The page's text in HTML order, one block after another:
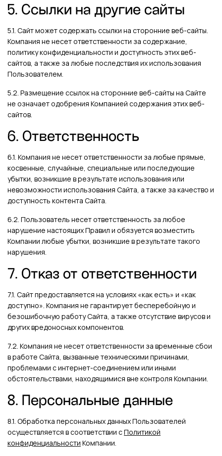
5. Ссылки на другие сайты
5.1. Сайт может содержать ссылки на сторонние веб-сайты.
Компания не несет ответственности за содержание,
политику конфиденциальности и доступность этих веб-
сайтов, а также за любые последствия их использования
Пользователем.
5.2. Размещение ссылок на сторонние веб-сайты на Сайте
не означает одобрения Компанией содержания этих веб-
сайтов.
6. Ответственность
6.1. Компания не несет ответственности за любые прямые,
косвенные, случайные, специальные или последующие
убытки, возникшие в результате использования или
невозможности использования Сайта, а также за качество и
доступность контента Сайта.
6.2. Пользователь несет ответственность за любое
нарушение настоящих Правил и обязуется возместить
Компании любые убытки, возникшие в результате такого
нарушения.
7. Отказ от ответственности
7.1. Сайт предоставляется на условиях «как есть» и «как
доступно». Компания не гарантирует бесперебойную и
безошибочную работу Сайта, а также отсутствие вирусов и
других вредоносных компонентов.
7.2. Компания не несет ответственности за временные сбои
в работе Сайта, вызванные техническими причинами,
проблемами с интернет-соединением или иными
обстоятельствами, находящимися вне контроля Компании.
8. Персональные данные
8.1. Обработка персональных данных Пользователей
осуществляется в соответствии сПолитикой
конфиденциальности Компании.